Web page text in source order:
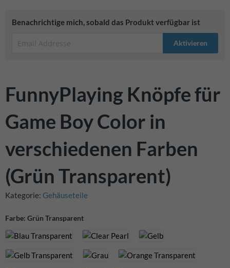
springen
Anfang
Bildergalerie
Benachrichtige mich, sobald das Produkt verfügbar ist
Aktivieren
FunnyPlaying Knöpfe für
Game Boy Color in
verschiedenen Farben
(Grün Transparent)
Kategorie: Gehäuseteile
Farbe: Grün Transparent